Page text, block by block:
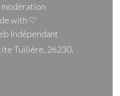
modération
with ♡
Indépendant
Tuilière, 26230,